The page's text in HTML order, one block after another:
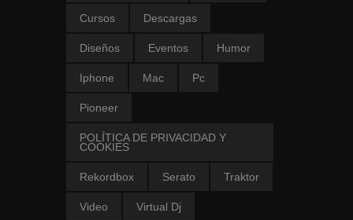
Cursos Descargas
Diseños Eventos Humor
Iphone Mac Pc
Pioneer
POLÍTICA DE PRIVACIDAD Y
COOKIES
Rekordbox Serato Traktor
Video Virtual Dj